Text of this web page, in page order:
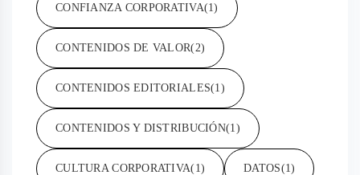
CONFIANZA CORPORATIVA(1)
CONTENIDOS DE VALOR(2)
CONTENIDOS EDITORIALES(1)
CONTENIDOS Y DISTRIBUCIÓN(1)
CULTURA CORPORATIVA(1) DATOS(1)